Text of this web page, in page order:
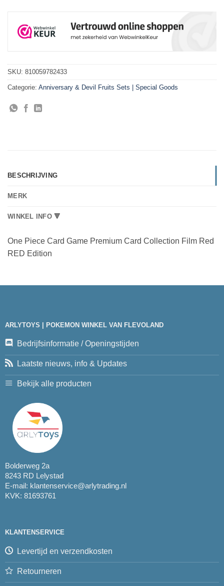
SKU: 810059782433
Categorie: Anniversary & Devil Fruits Sets | Special Goods
BESCHRIJVING
MERK
WINKEL INFO 🔻
One Piece Card Game Premium Card Collection Film Red
RED Edition
ARLYTOYS | POKEMON WINKEL VAN FLEVOLAND
Bedrijfsinformatie / Openingstijden
Laatste nieuws, info & Updates
Bekijk alle producten
Bolderweg 2a
8243 RD Lelystad
E-mail: klantenservice@arlytrading.nl
KVK: 81693761
KLANTENSERVICE
Levertijd en verzendkosten
Retourneren